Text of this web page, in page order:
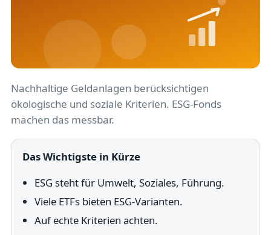
Kreditkarten
Versicherung
Baufinanzierung
Nachhaltige Geldanlagen berücksichtigen
ökologische und soziale Kriterien. ESG-Fonds
machen das messbar.
Das Wichtigste in Kürze
ESG steht für Umwelt, Soziales, Führung.
Viele ETFs bieten ESG-Varianten.
Auf echte Kriterien achten.